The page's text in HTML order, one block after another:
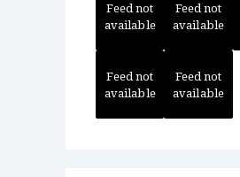
Feed not
available
Feed not
available
Feed not
available
Feed not
available